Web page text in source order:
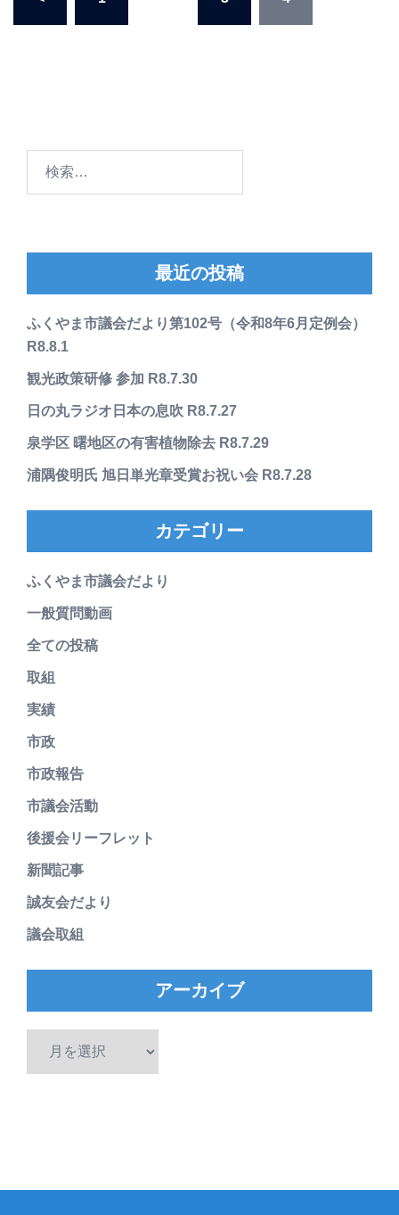
の
り
最近の投稿
ふくやま市議会だより第102号（令和8年6月定例会）
R8.8.1
観光政策研修 参加 R8.7.30
日の丸ラジオ日本の息吹 R8.7.27
泉学区 曙地区の有害植物除去 R8.7.29
浦隅俊明氏 旭日単光章受賞お祝い会 R8.7.28
カテゴリー
ふくやま市議会だより
一般質問動画
全ての投稿
取組
実績
市政
市政報告
市議会活動
後援会リーフレット
新聞記事
誠友会だより
議会取組
アーカイブ